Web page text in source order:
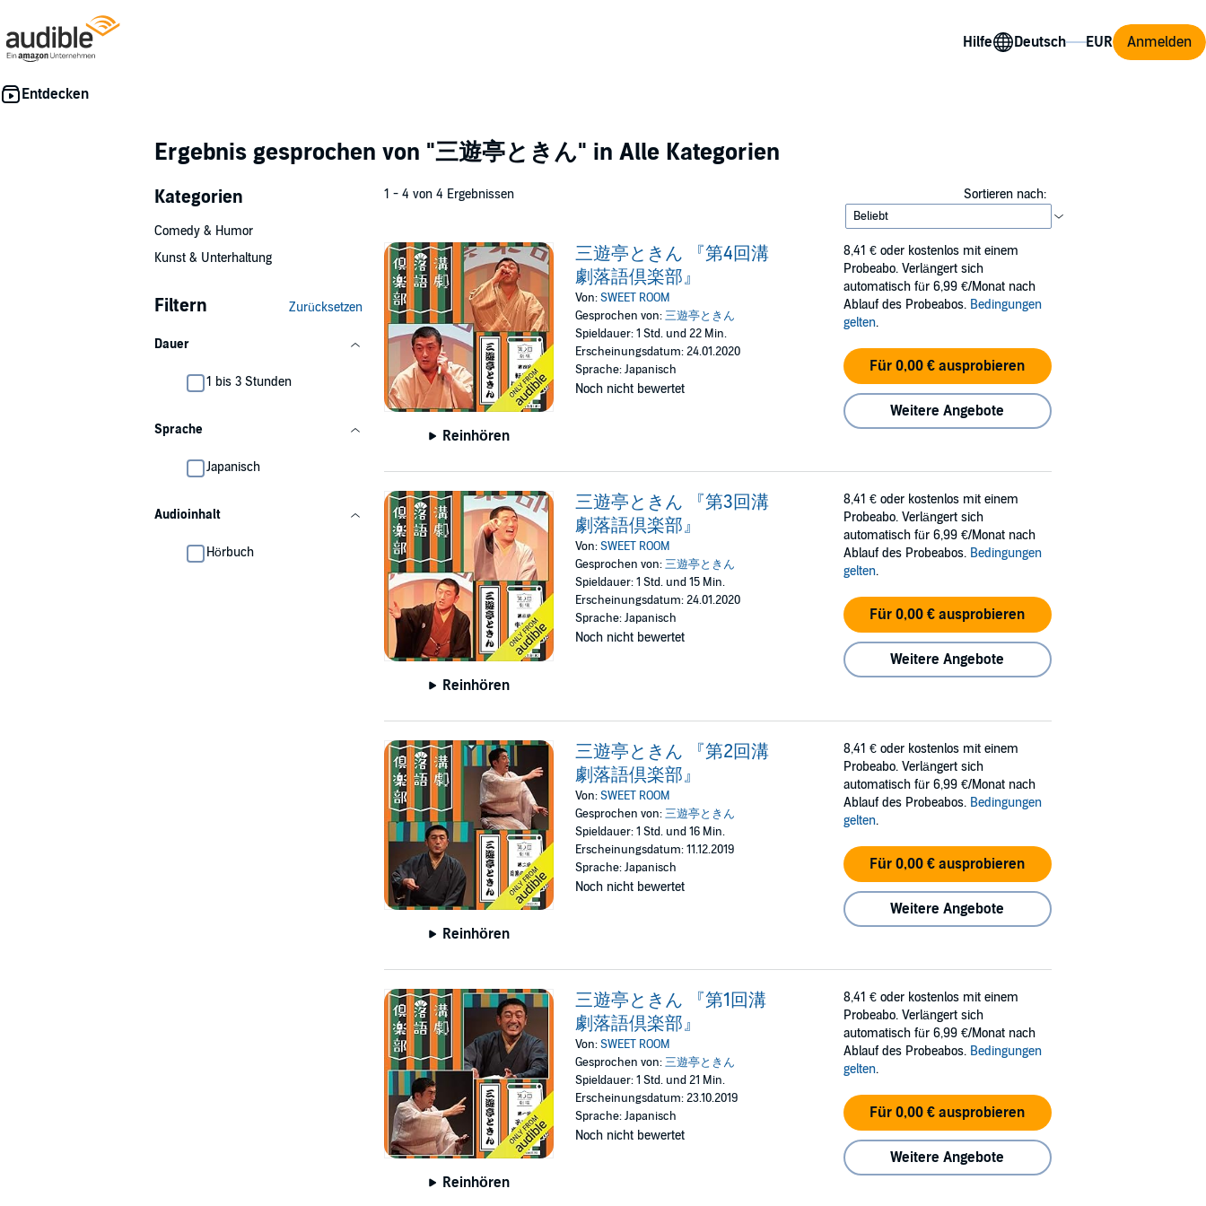
Hilfe Anmelden
Ergebnis gesprochen von "三遊亭ときん" in Alle Kategorien
Kategorien
Comedy & Humor
Kunst & Unterhaltung
Filtern Zurücksetzen
Dauer
1 bis 3 Stunden
Sprache
Japanisch
Audioinhalt
Hörbuch
1 - 4 von 4 Ergebnissen Sortieren nach:
Reinhören
三遊亭ときん 『第4回溝
劇落語倶楽部』
Von:SWEET ROOM
Gesprochen von:三遊亭ときん
Spieldauer: 1 Std. und 22 Min.
Erscheinungsdatum: 24.01.2020
Sprache: Japanisch
Noch nicht bewertet
8,41 € oder kostenlos mit einem
Probeabo. Verlängert sich
automatisch für 6,99 €/Monat nach
Ablauf des Probeabos. Bedingungen
gelten.
Für 0,00 € ausprobieren
Weitere Angebote
Reinhören
三遊亭ときん 『第3回溝
劇落語倶楽部』
Von:SWEET ROOM
Gesprochen von:三遊亭ときん
Spieldauer: 1 Std. und 15 Min.
Erscheinungsdatum: 24.01.2020
Sprache: Japanisch
Noch nicht bewertet
8,41 € oder kostenlos mit einem
Probeabo. Verlängert sich
automatisch für 6,99 €/Monat nach
Ablauf des Probeabos. Bedingungen
gelten.
Für 0,00 € ausprobieren
Weitere Angebote
Reinhören
三遊亭ときん 『第2回溝
劇落語倶楽部』
Von:SWEET ROOM
Gesprochen von:三遊亭ときん
Spieldauer: 1 Std. und 16 Min.
Erscheinungsdatum: 11.12.2019
Sprache: Japanisch
Noch nicht bewertet
8,41 € oder kostenlos mit einem
Probeabo. Verlängert sich
automatisch für 6,99 €/Monat nach
Ablauf des Probeabos. Bedingungen
gelten.
Für 0,00 € ausprobieren
Weitere Angebote
Reinhören
三遊亭ときん 『第1回溝
劇落語倶楽部』
Von:SWEET ROOM
Gesprochen von:三遊亭ときん
Spieldauer: 1 Std. und 21 Min.
Erscheinungsdatum: 23.10.2019
Sprache: Japanisch
Noch nicht bewertet
8,41 € oder kostenlos mit einem
Probeabo. Verlängert sich
automatisch für 6,99 €/Monat nach
Ablauf des Probeabos. Bedingungen
gelten.
Für 0,00 € ausprobieren
Weitere Angebote